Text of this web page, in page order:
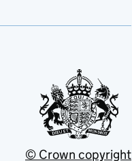
© Crown copyright